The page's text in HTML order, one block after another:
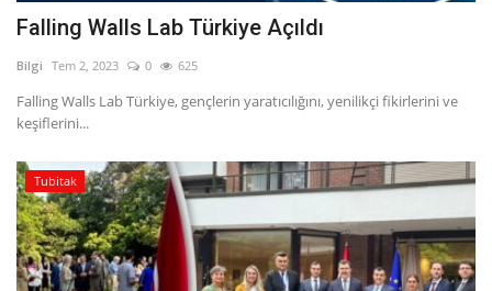
Falling Walls Lab Türkiye Açıldı
Bilgi Tem 2, 2023 0 625
Falling Walls Lab Türkiye, gençlerin yaratıcılığını, yenilikçi fikirlerini ve
keşiflerini...
Tubitak